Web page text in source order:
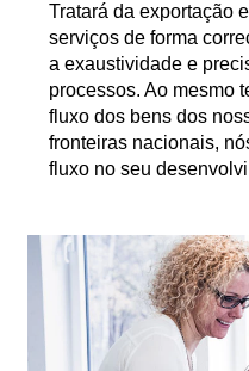
Tratará da exportação
serviços de forma
a exaustividade e
processos. Ao mesmo
fluxo dos bens dos
fronteiras nacionais,
fluxo no seu